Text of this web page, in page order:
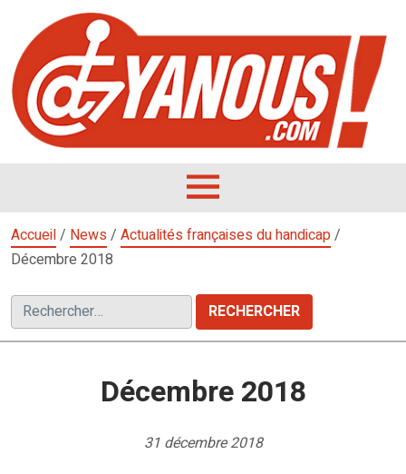
contenu
OUVRIR
MENU
Accueil/ News/ Actualités françaises du handicap/
Décembre 2018
Rechercher :
Décembre 2018
31 décembre 2018